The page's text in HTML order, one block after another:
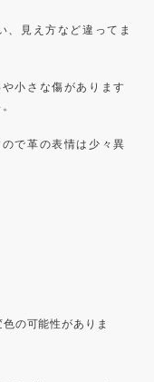
、見え方など違ってま
小さな傷があります
で革の表情は少々異
の可能性がありま